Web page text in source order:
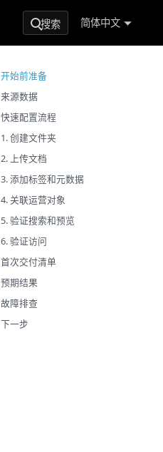
搜索 简体中文
开始前准备
来源数据
快速配置流程
1. 创建文件夹
2. 上传文档
3. 添加标签和元数据
4. 关联运营对象
5. 验证搜索和预览
6. 验证访问
首次交付清单
预期结果
故障排查
下一步